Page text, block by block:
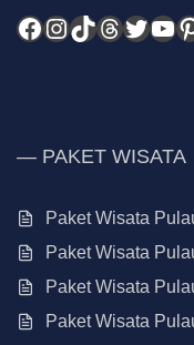
Facebook
Instagram
TikTok
Threads
— PAKET WISATA
Paket Wisata
Paket Wisata
Paket Wisata
Paket Wisata